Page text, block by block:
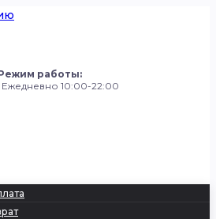
работы:
10:00-22:00